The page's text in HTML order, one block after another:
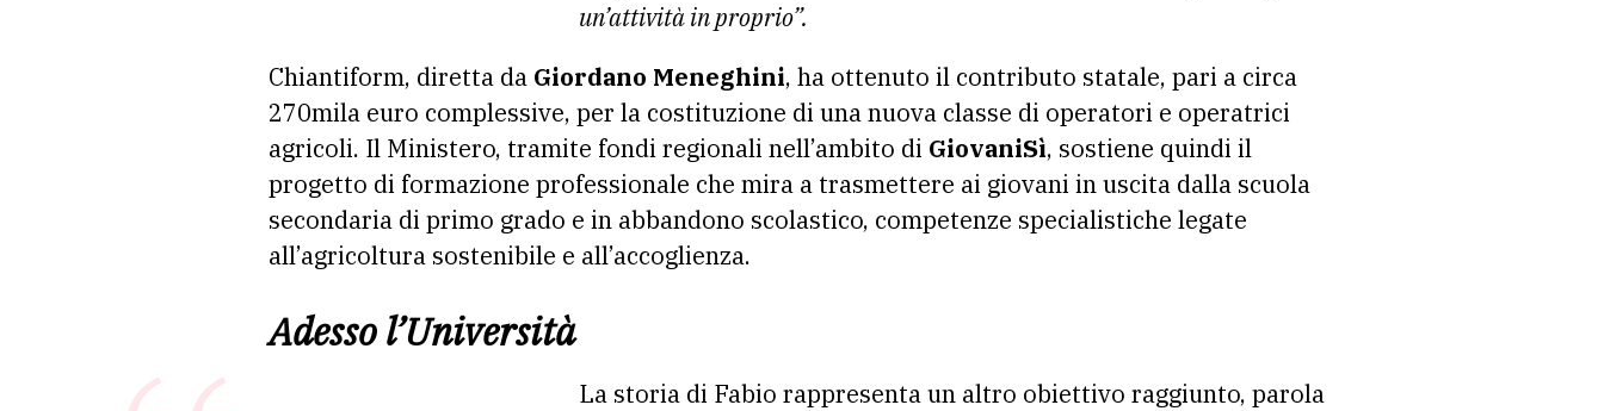
un’attività in proprio”.
Chiantiform, diretta da Giordano Meneghini, ha ottenuto il contributo statale, pari a circa
270mila euro complessive, per la costituzione di una nuova classe di operatori e operatrici
agricoli. Il Ministero, tramite fondi regionali nell’ambito di GiovaniSì, sostiene quindi il
progetto di formazione professionale che mira a trasmettere ai giovani in uscita dalla scuola
secondaria di primo grado e in abbandono scolastico, competenze specialistiche legate
all’agricoltura sostenibile e all’accoglienza.
Adesso l’Università
La storia di Fabio rappresenta un altro obiettivo raggiunto, parola